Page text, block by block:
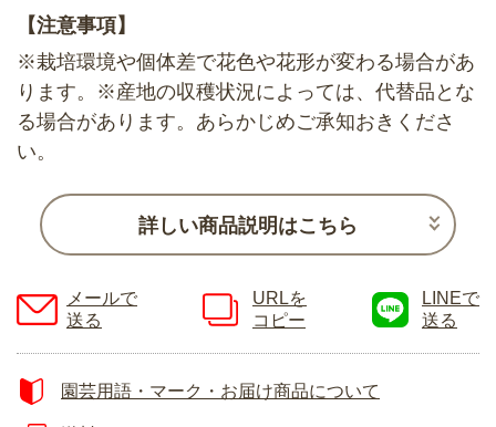
【注意事項】
※栽培環境や個体差で花色や花形が変わる場合があ
ります。※産地の収穫状況によっては、代替品とな
る場合があります。あらかじめご承知おきくださ
い。
詳しい商品説明はこちら
メールで
送る
URLを
コピー
LINEで
送る
園芸用語・マーク・お届け商品について